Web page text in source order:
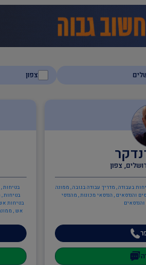
צפון
צפון
בעבודה , מדריך עבודה בגובה , ממונה
והנדסאים , הנדסאי מכונות , מהנדסי
בטיחות
בטיחות ,
בטיחות
אש ,